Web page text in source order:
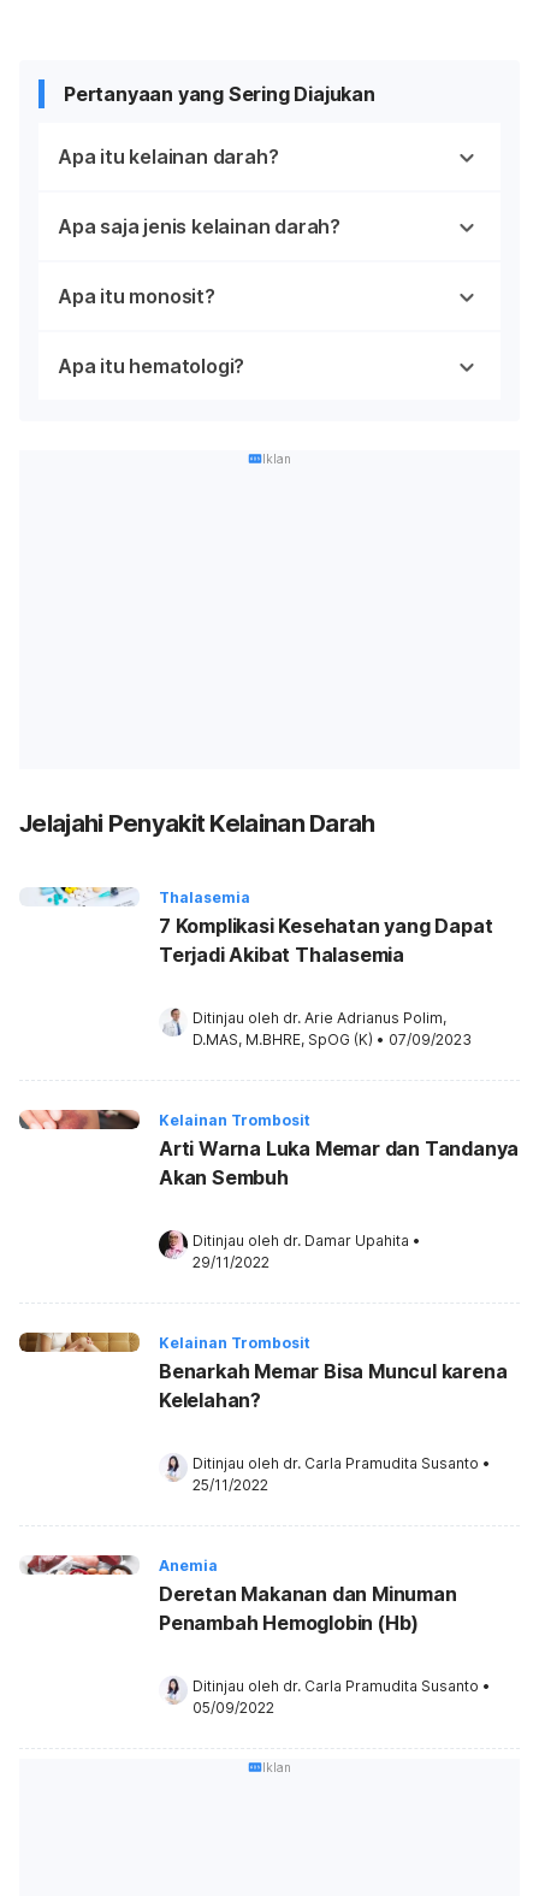
Pertanyaan yang Sering Diajukan
Apa itu kelainan darah?
Apa saja jenis kelainan darah?
Apa itu monosit?
Apa itu hematologi?
Iklan
Jelajahi Penyakit Kelainan Darah
Thalasemia
7 Komplikasi Kesehatan yang Dapat
Terjadi Akibat Thalasemia
Ditinjau oleh dr. Arie Adrianus Polim,
D.MAS, M.BHRE, SpOG (K) • 07/09/2023
Kelainan Trombosit
Arti Warna Luka Memar dan Tandanya
Akan Sembuh
Ditinjau oleh dr. Damar Upahita •
29/11/2022
Kelainan Trombosit
Benarkah Memar Bisa Muncul karena
Kelelahan?
Ditinjau oleh dr. Carla Pramudita Susanto •
25/11/2022
Anemia
Deretan Makanan dan Minuman
Penambah Hemoglobin (Hb)
Ditinjau oleh dr. Carla Pramudita Susanto •
05/09/2022
Iklan